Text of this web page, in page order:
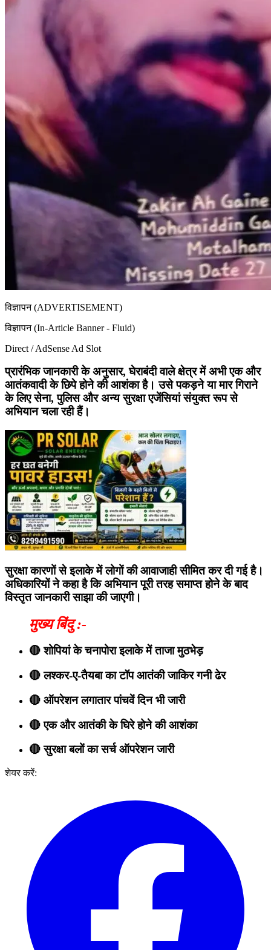
विज्ञापन (ADVERTISEMENT)
विज्ञापन (In-Article Banner - Fluid)
Direct / AdSense Ad Slot
प्रारंभिक जानकारी के अनुसार, घेराबंदी वाले क्षेत्र में अभीएक और
आतंकवादीके छिपे होने की आशंका है। उसे पकड़ने या मार गिराने
के लिए सेना, पुलिस और अन्य सुरक्षा एजेंसियां संयुक्त रूप से
अभियान चला रही हैं।
सुरक्षा कारणों से इलाके में लोगों की आवाजाही सीमित कर दी गई है।
अधिकारियों ने कहा है कि अभियान पूरी तरह समाप्त होने के बाद
विस्तृत जानकारी साझा की जाएगी।
मुख्य बिंदु :-
🔴 शोपियां के चनापोरा इलाके में ताजा मुठभेड़
🔴 लश्कर-ए-तैयबा का टॉप आतंकी जाकिर गनी ढेर
🔴 ऑपरेशन लगातार पांचवें दिन भी जारी
🔴 एक और आतंकी के घिरे होने की आशंका
🔴 सुरक्षा बलों का सर्च ऑपरेशन जारी
शेयर करें: